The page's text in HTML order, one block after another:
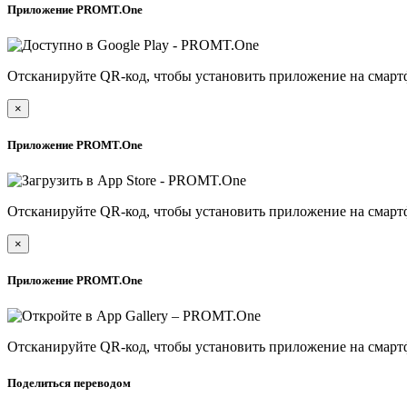
Приложение PROMT.One
Отсканируйте QR-код, чтобы установить приложение на
×
Приложение PROMT.One
Отсканируйте QR-код, чтобы установить приложение на
×
Приложение PROMT.One
Отсканируйте QR-код, чтобы установить приложение на
Поделиться переводом